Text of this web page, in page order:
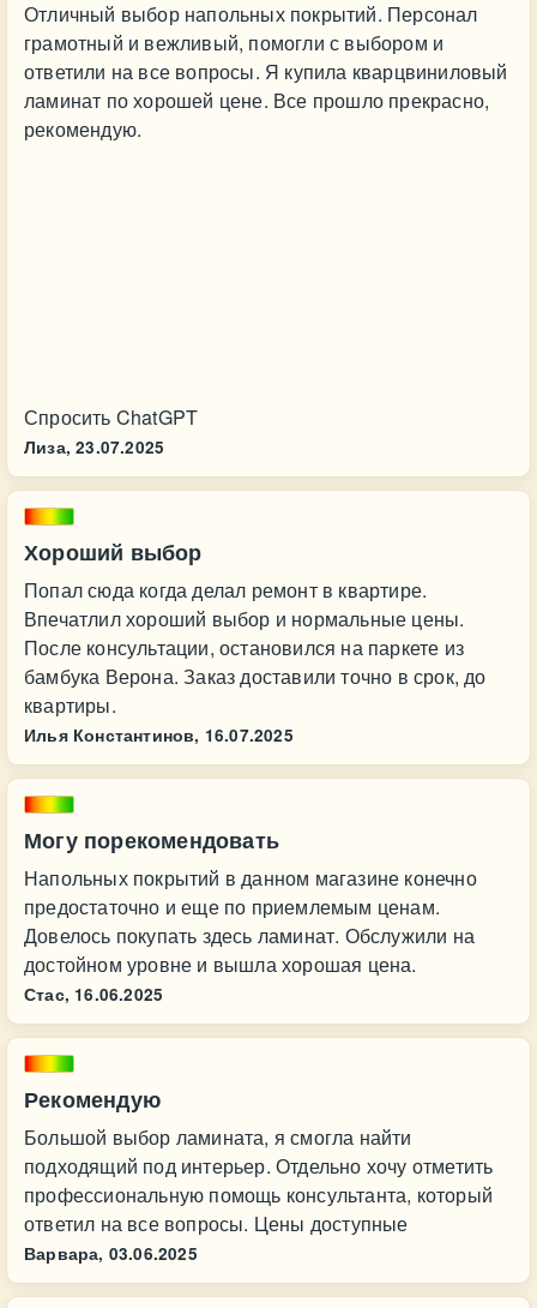
Отличный выбор напольных покрытий. Персонал
грамотный и вежливый, помогли с выбором и
ответили на все вопросы. Я купила кварцвиниловый
ламинат по хорошей цене. Все прошло прекрасно,
рекомендую.
Спросить ChatGPT
Лиза, 23.07.2025
Хороший выбор
Попал сюда когда делал ремонт в квартире.
Впечатлил хороший выбор и нормальные цены.
После консультации, остановился на паркете из
бамбука Верона. Заказ доставили точно в срок, до
квартиры.
Илья Константинов, 16.07.2025
Могу порекомендовать
Напольных покрытий в данном магазине конечно
предостаточно и еще по приемлемым ценам.
Довелось покупать здесь ламинат. Обслужили на
достойном уровне и вышла хорошая цена.
Стас, 16.06.2025
Рекомендую
Большой выбор ламината, я смогла найти
подходящий под интерьер. Отдельно хочу отметить
профессиональную помощь консультанта, который
ответил на все вопросы. Цены доступные
Варвара, 03.06.2025